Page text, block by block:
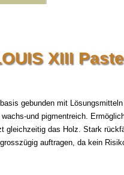
XIII Paste
gebunden mit
und pigmentreich.
gleichzeitig das Holz. Stark
auftragen, da kein